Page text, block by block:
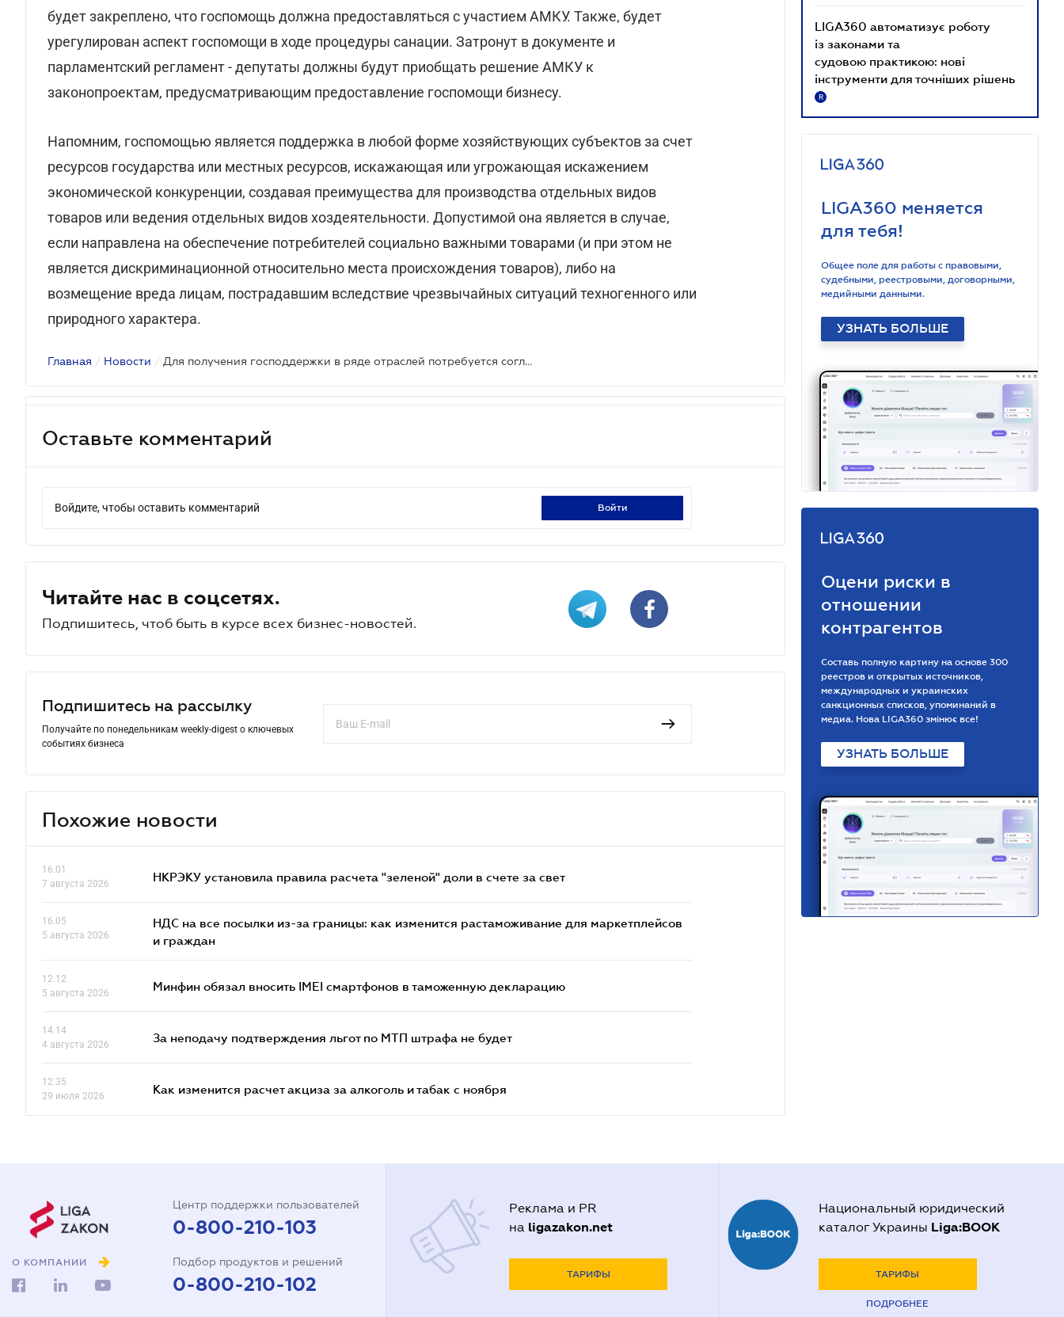
будет закреплено, что госпомощь должна предоставляться с участием АМКУ. Также, будет
урегулирован аспект госпомощи в ходе процедуры санации. Затронут в документе и
парламентский регламент - депутаты должны будут приобщать решение АМКУ к
законопроектам, предусматривающим предоставление госпомощи бизнесу.
Напомним, госпомощью является поддержка в любой форме хозяйствующих субъектов за счет
ресурсов государства или местных ресурсов, искажающая или угрожающая искажением
экономической конкуренции, создавая преимущества для производства отдельных видов
товаров или ведения отдельных видов хоздеятельности. Допустимой она является в случае,
если направлена на обеспечение потребителей социально важными товарами (и при этом не
является дискриминационной относительно места происхождения товаров), либо на
возмещение вреда лицам, пострадавшим вследствие чрезвычайных ситуаций техногенного или
природного характера.
Главная / Новости / Для получения господдержки в ряде отраслей потребуется согласование АМКУ
Оставьте комментарий
Войдите, чтобы оставить комментарий войти
Читайте нас в соцсетях.
Подпишитесь, чтоб быть в курсе всех бизнес-новостей.
Подпишитесь на рассылку
Получайте по понедельникам weekly-digest о ключевых
событиях бизнеса
Похожие новости
16.01
7 августа 2026
НКРЭКУ установила правила расчета "зеленой" доли в счете за свет
16.05
5 августа 2026
НДС на все посылки из-за границы: как изменится растаможивание для маркетплейсов
и граждан
12.12
5 августа 2026
Минфин обязал вносить IMEI смартфонов в таможенную декларацию
14.14
4 августа 2026
За неподачу подтверждения льгот по МТП штрафа не будет
12.35
29 июля 2026
Как изменится расчет акциза за алкоголь и табак с ноября
LIGA360 автоматизує роботу
із законами та
судовою практикою: нові
інструменти для точніших рішень
R
LIGA360 меняется
для тебя!
Общее поле для работы с правовыми,
судебными, реестровыми, договорными,
медийными данными.
УЗНАТЬ БОЛЬШЕ
Оцени риски в
отношении
контрагентов
Составь полную картину на основе 300
реестров и открытых источников,
международных и украинских
санкционных списков, упоминаний в
медиа. Нова LIGA360 змінює все!
УЗНАТЬ БОЛЬШЕ
О КОМПАНИИ
Центр поддержки пользователей
0-800-210-103
Подбор продуктов и решений
0-800-210-102
Реклама и PR
на ligazakon.net
ТАРИФЫ
Национальный юридический
каталог Украины Liga:BOOK
ТАРИФЫ
ПОДРОБНЕЕ